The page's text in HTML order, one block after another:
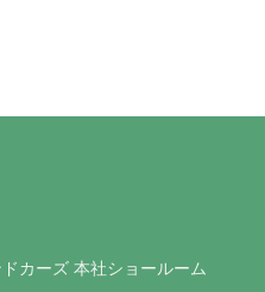
カーズ 本社ショールーム